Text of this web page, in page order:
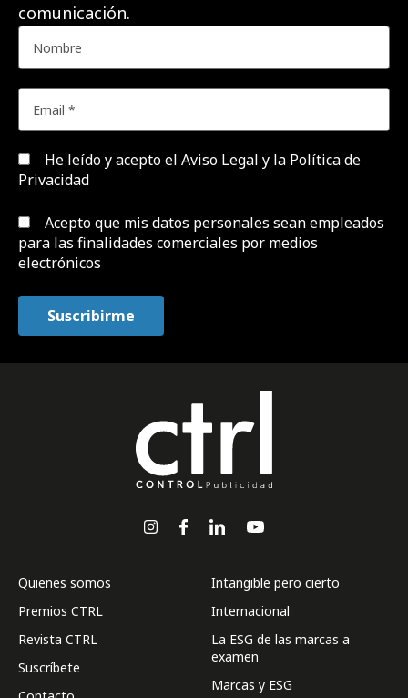
comunicación.
He leído y acepto el Aviso Legal y la Política de
Privacidad
Acepto que mis datos personales sean empleados
para las finalidades comerciales por medios
electrónicos
Quienes somos
Premios CTRL
Revista CTRL
Suscríbete
Intangible pero cierto
Internacional
La ESG de las marcas a
examen
Marcas y ESG